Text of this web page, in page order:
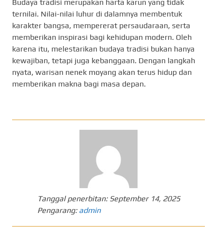
Budaya tradisi merupakan harta karun yang tidak
ternilai. Nilai-nilai luhur di dalamnya membentuk
karakter bangsa, mempererat persaudaraan, serta
memberikan inspirasi bagi kehidupan modern. Oleh
karena itu, melestarikan budaya tradisi bukan hanya
kewajiban, tetapi juga kebanggaan. Dengan langkah
nyata, warisan nenek moyang akan terus hidup dan
memberikan makna bagi masa depan.
Tanggal penerbitan: September 14, 2025
Pengarang: admin